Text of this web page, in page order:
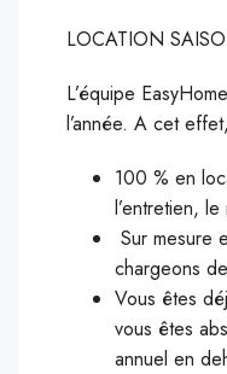
LOCATION
L’équipe
l’année. A cet
100 % en
l’entretien,
Sur mesure
chargeons
Vous êtes
vous êtes
annuel en